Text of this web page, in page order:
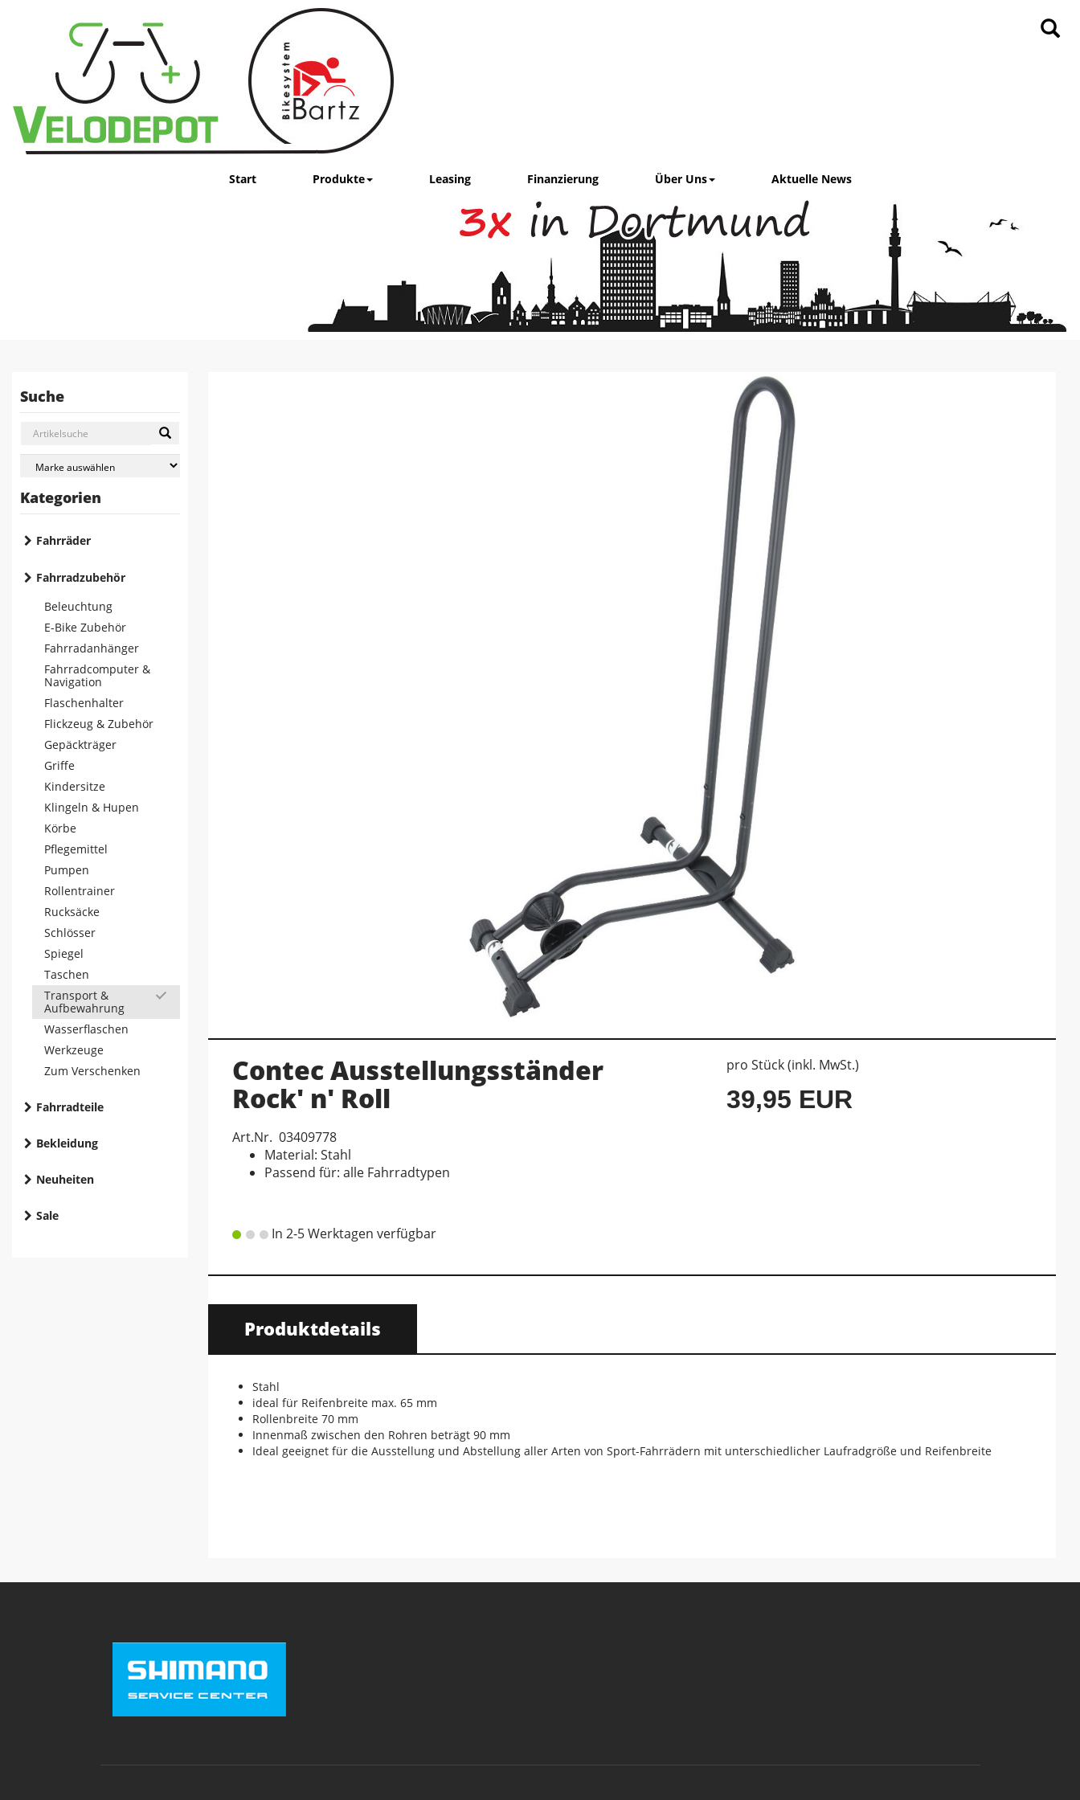
Start Produkte Leasing Finanzierung Über Uns Aktuelle News
Suche
Kategorien
Fahrräder
Fahrradzubehör
Beleuchtung
E-Bike Zubehör
Fahrradanhänger
Fahrradcomputer &
Navigation
Flaschenhalter
Flickzeug & Zubehör
Gepäckträger
Griffe
Kindersitze
Klingeln & Hupen
Körbe
Pflegemittel
Pumpen
Rollentrainer
Rucksäcke
Schlösser
Spiegel
Taschen
Transport &
Aufbewahrung
Wasserflaschen
Werkzeuge
Zum Verschenken
Fahrradteile
Bekleidung
Neuheiten
Sale
Contec Ausstellungsständer
Rock' n' Roll
Art.Nr. 03409778
Material: Stahl
Passend für: alle Fahrradtypen
In 2-5 Werktagen verfügbar
pro Stück (inkl. MwSt.)
39,95 EUR
Produktdetails
Stahl
ideal für Reifenbreite max. 65 mm
Rollenbreite 70 mm
Innenmaß zwischen den Rohren beträgt 90 mm
Ideal geeignet für die Ausstellung und Abstellung aller Arten von Sport-Fahrrädern mit unterschiedlicher Laufradgröße und Reifenbreite